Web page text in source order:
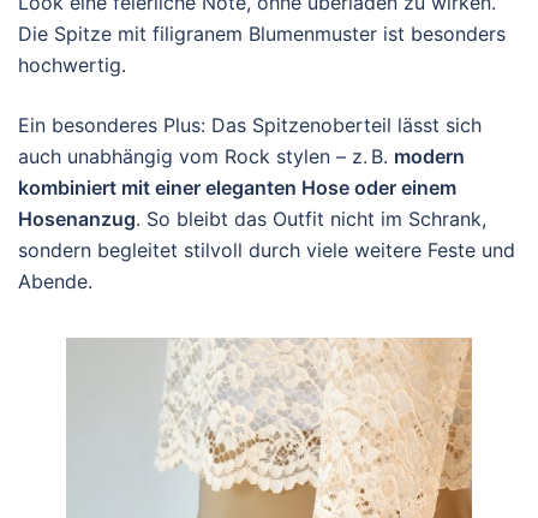
Die Spitze mit filigranem Blumenmuster ist besonders
hochwertig.
Ein besonderes Plus: Das Spitzenoberteil lässt sich
auch unabhängig vom Rock stylen – z. B. modern
kombiniert mit einer eleganten Hose oder einem
Hosenanzug. So bleibt das Outfit nicht im Schrank,
sondern begleitet stilvoll durch viele weitere Feste und
Abende.